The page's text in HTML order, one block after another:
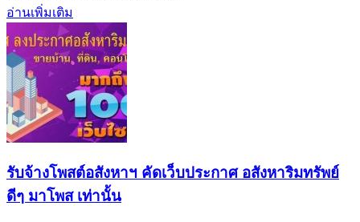
อ่านเพิ่มเติม
รับจ้างโพสต์อสังหาฯ คัดเว็บประกาศ อสังหาริมทรัพย์
ดีๆ มาโพส เท่านั้น